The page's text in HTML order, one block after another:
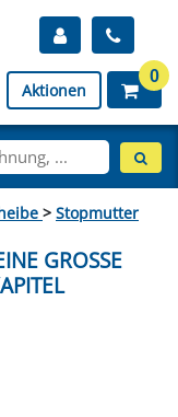
Aktionen
0
> Stopmutter
GROSSE M
"